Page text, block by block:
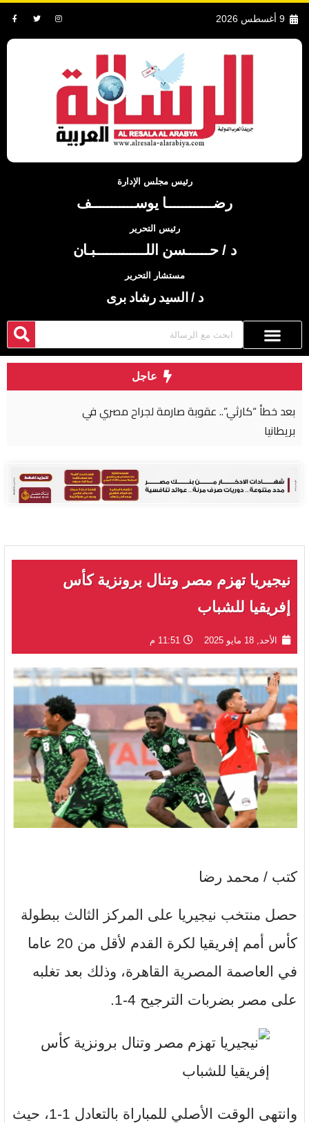
9 أغسطس 2026
رئيس مجلس الإدارة
رضــــــــــــا يوســـــــــــف
رئيس التحرير
د / حــــــسن اللـــــــــــــبـان
مستشار التحرير
د / السيد رشاد برى
عاجل
بعد خطأ “كارثي”.. عقوبة صارمة لجراح مصري في
بريطانيا
نيجيريا تهزم مصر وتنال برونزية كأس
إفريقيا للشباب
الأحد, 18 مايو 2025 11:51 م
كتب / محمد رضا
حصل منتخب نيجيريا على المركز الثالث ببطولة
كأس أمم إفريقيا لكرة القدم لأقل من 20 عاما
في العاصمة المصرية القاهرة، وذلك بعد تغلبه
على مصر بضربات الترجيح 4-1.
وانتهى الوقت الأصلي للمباراة بالتعادل 1-1، حيث